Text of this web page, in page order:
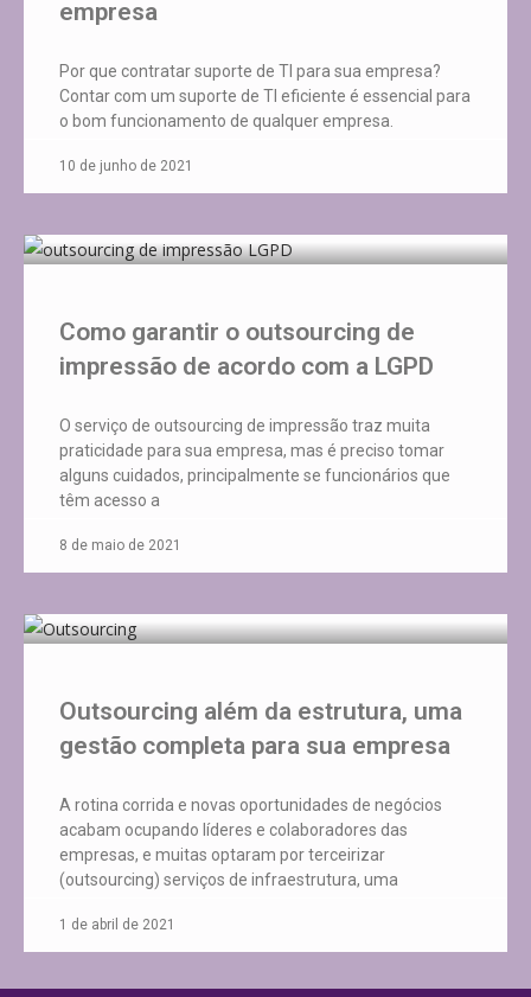
empresa
Por que contratar suporte de TI para sua empresa?
Contar com um suporte de TI eficiente é essencial para
o bom funcionamento de qualquer empresa.
10 de junho de 2021
Como garantir o outsourcing de
impressão de acordo com a LGPD
O serviço de outsourcing de impressão traz muita
praticidade para sua empresa, mas é preciso tomar
alguns cuidados, principalmente se funcionários que
têm acesso a
8 de maio de 2021
Outsourcing além da estrutura, uma
gestão completa para sua empresa
A rotina corrida e novas oportunidades de negócios
acabam ocupando líderes e colaboradores das
empresas, e muitas optaram por terceirizar
(outsourcing) serviços de infraestrutura, uma
1 de abril de 2021